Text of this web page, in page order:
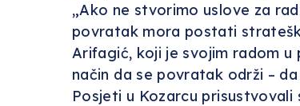
„Ako ne stvorimo uslove za
povratak mora postati
Arifagić, koji je svojim radom
način da se povratak održi –
Posjeti u Kozarcu